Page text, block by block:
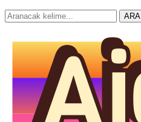
Search
for:
ARA